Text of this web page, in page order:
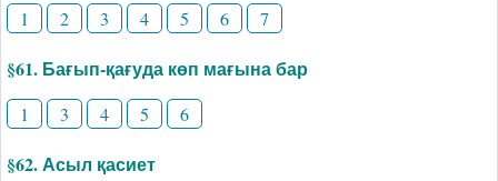
1 2 3 4 5 6 7
§61. Бағып-қағуда көп мағына бар
1 3 4 5 6
§62. Асыл қасиет